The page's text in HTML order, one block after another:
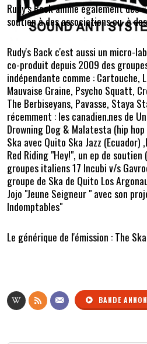
Rudy’s Back anime également des
soutien à des associations ou à
Rudy's Back c'est aussi un micro-
co-produit depuis 2009 des
indépendante comme : Cartouche,
Mauvaise Graine, Psycho Squatt,
The Berbiseyans, Pavasse, Staya
récemment : les canadien.nes de
Drowning Dog & Malatesta (hip
Ska avec Quito Ska Jazz
Red Riding "Hey!", un ep de
groupes italiens 17 Incubi v/s
groupe de Ska de Quito Los
Jojo "Jeune Seigneur " avec son
Indomptables"
Le générique de l'émission : The
BANDE